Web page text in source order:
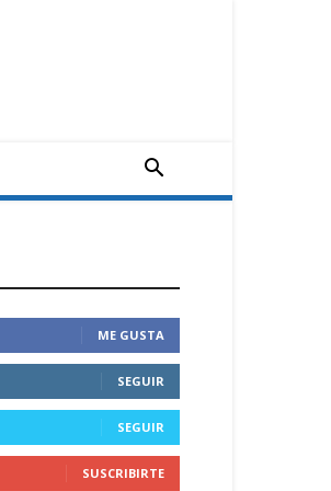
ME GUSTA
SEGUIR
SEGUIR
SUSCRIBIRTE